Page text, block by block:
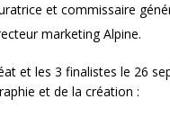
et commissaire
marketing Alpine.
et les 3 finalistes le 26
et de la création :